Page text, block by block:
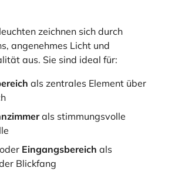
zeichnen sich durch
angenehmes Licht und
aus. Sie sind ideal für:
als zentrales Element über
als stimmungsvolle
Eingangsbereich als
Blickfang